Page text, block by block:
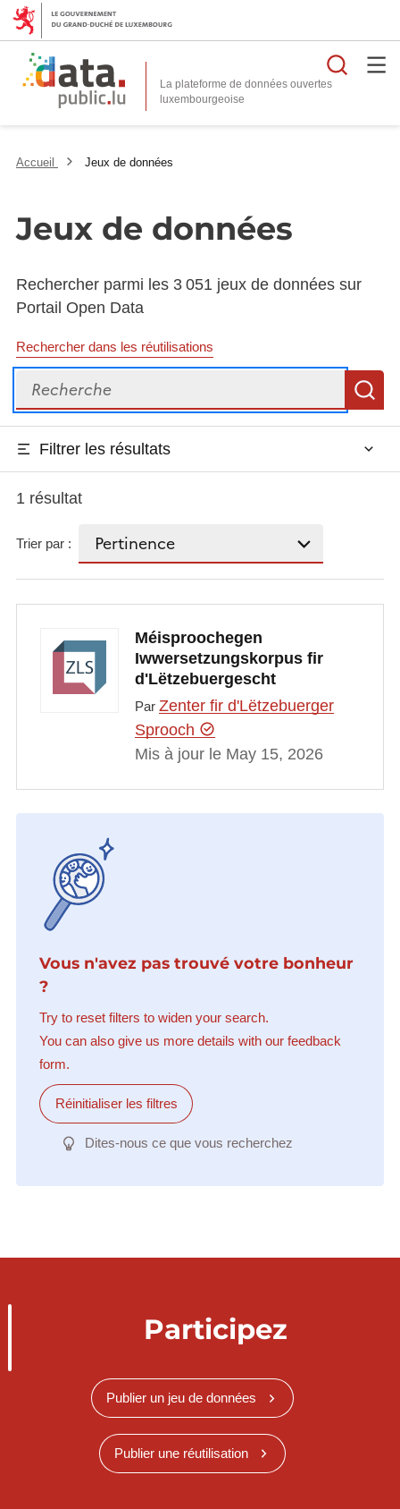
La plateforme de données ouvertes
Accueil Jeux de données
Jeux de données
Rechercher parmi les 3 051 jeux de données sur
Portail Open Data
Rechercher dans les réutilisations
Recherche
Filtrer les résultats
1 résultat
Trier par :
Méisproochegen
Iwwersetzungskorpus fir
d'Lëtzebuergescht
Par Zenter fir d'Lëtzebuerger
Sprooch
Mis à jour le May 15, 2026
Vous n'avez pas trouvé votre bonheur
?
Try to reset filters to widen your search.
You can also give us more details with our feedback
form.
Réinitialiser les filtres
Dites-nous ce que vous recherchez
Participez
Publier un jeu de données
Publier une réutilisation